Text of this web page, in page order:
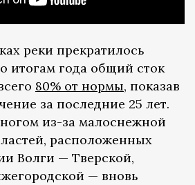
реки прекратилось
итогам года общий сток
80% от нормы, показав
за последние 25 лет.
из-за малоснежной
расположенных
Волги — Тверской,
— вновь